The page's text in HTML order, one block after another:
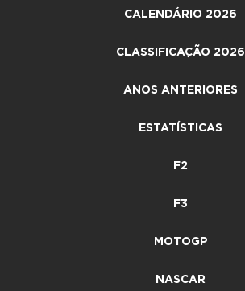
CALENDÁRIO 2026
CLASSIFICAÇÃO 2026
ANOS ANTERIORES
ESTATÍSTICAS
F2
F3
MOTOGP
NASCAR